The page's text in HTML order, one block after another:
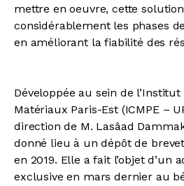
mettre en oeuvre, cette
considérablement les phases
en améliorant la fiabilité des
Développée au sein de
Matériaux Paris-Est (ICMPE –
direction de M. Lasâad
donné lieu à un dépôt de
en 2019. Elle a fait l’objet d’un
exclusive en mars dernier au